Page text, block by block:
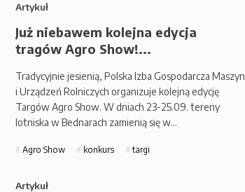
Artykuł
Już niebawem kolejna edycja
tragów Agro Show!...
Tradycyjnie jesienią, Polska Izba Gospodarcza Maszyn
i Urządzeń Rolniczych organizuje kolejną edycję
Targów Agro Show. W dniach 23-25.09. tereny
lotniska w Bednarach zamienią się w…
Agro Show konkurs targi
Artykuł